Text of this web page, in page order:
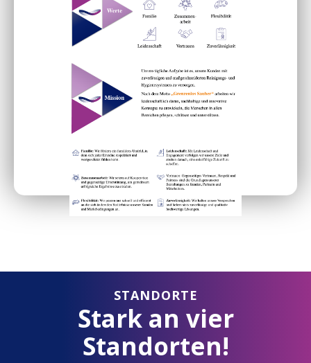
STANDORTE
Stark an vier
Standorten!